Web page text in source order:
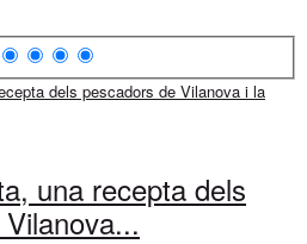
una recepta dels